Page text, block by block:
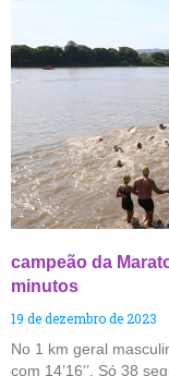
campeão da
minutos
19 de dezembro de 2023
No 1 km geral
com 14’16’’. Só 38